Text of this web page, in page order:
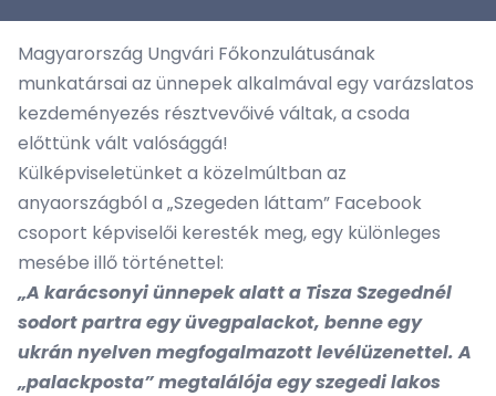
Magyarország Ungvári Főkonzulátusának
munkatársai az ünnepek alkalmával egy varázslatos
kezdeményezés résztvevőivé váltak, a csoda
előttünk vált valósággá!
Külképviseletünket a közelmúltban az
anyaországból a „Szegeden láttam” Facebook
csoport képviselői keresték meg, egy különleges
mesébe illő történettel:
„A karácsonyi ünnepek alatt a Tisza Szegednél
sodort partra egy üvegpalackot, benne egy
ukrán nyelven megfogalmazott levélüzenettel. A
„palackposta” megtalálója egy szegedi lakos